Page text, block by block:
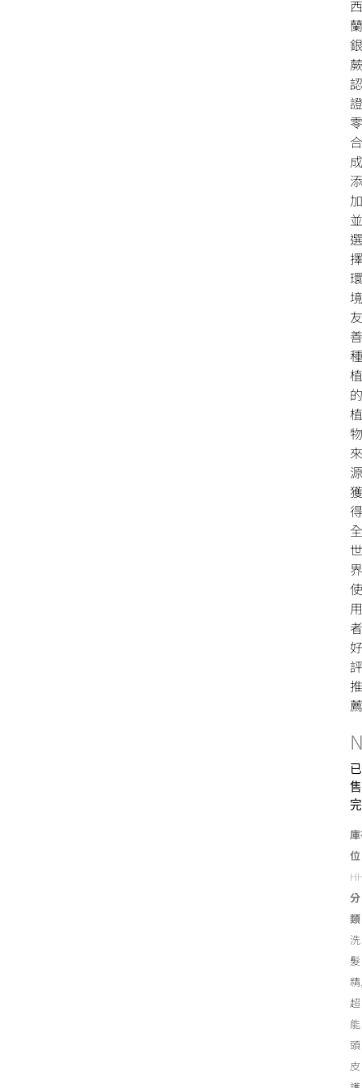
西
蘭
銀
蕨
認
零
合
成
添
並
選
擇
環
境
友
善
種
植
的
植
物
來
獲
得
全
世
界
使
用
者
好
評
推
已
售
完
位
分
類
洗
髮
精,
超
能
頭
皮